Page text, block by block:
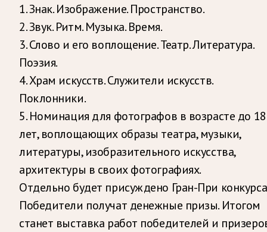
1. Знак. Изображение. Пространство.
2. Звук. Ритм. Музыка. Время.
3. Слово и его воплощение. Театр. Литература.
Поэзия.
4. Храм искусств. Служители искусств.
Поклонники.
5. Номинация для фотографов в возрасте до 18
лет, воплощающих образы театра, музыки,
литературы, изобразительного искусства,
архитектуры в своих фотографиях.
Отдельно будет присуждено Гран-При
Победители получат денежные призы. Итогом
станет выставка работ победителей и